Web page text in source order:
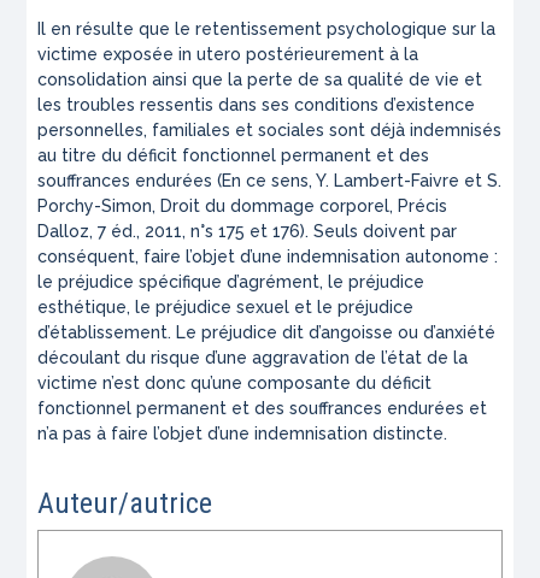
Il en résulte que le retentissement psychologique sur la
victime exposéein utero postérieurement à la
consolidation ainsi que la perte de sa qualité de vie et
les troubles ressentis dans ses conditions d’existence
personnelles, familiales et sociales sont déjà indemnisés
au titre du déficit fonctionnel permanent et des
souffrances endurées (En ce sens, Y. Lambert-Faivre et S.
Porchy-Simon, Droit du dommage corporel, Précis
Dalloz, 7 éd., 2011, n°s 175 et 176). Seuls doivent par
conséquent, faire l’objet d’une indemnisation autonome :
le préjudice spécifique d’agrément, le préjudice
esthétique, le préjudice sexuel et le préjudice
d’établissement. Le préjudice dit d’angoisse ou d’anxiété
découlant du risque d’une aggravation de l’état de la
victime n’est donc qu’une composante du déficit
fonctionnel permanent et des souffrances endurées et
n’a pas à faire l’objet d’une indemnisation distincte.
Auteur/autrice